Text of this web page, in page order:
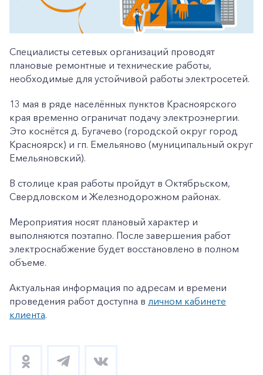
Специалисты сетевых организаций проводят
плановые ремонтные и технические работы,
необходимые для устойчивой работы электросетей.
13 мая в ряде населённых пунктов Красноярского
края временно ограничат подачу электроэнергии.
Это коснётся д. Бугачево (городской округ город
Красноярск) и гп. Емельяново (муниципальный округ
Емельяновский).
В столице края работы пройдут в Октябрьском,
Свердловском и Железнодорожном районах.
Мероприятия носят плановый характер и
выполняются поэтапно. После завершения работ
электроснабжение будет восстановлено в полном
объеме.
Актуальная информация по адресам и времени
проведения работ доступна в личном кабинете
клиента.